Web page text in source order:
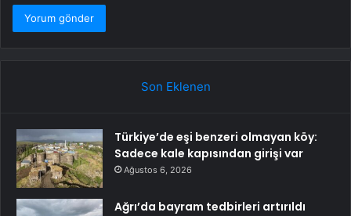
Son Eklenen
Türkiye’de eşi benzeri olmayan köy:
Sadece kale kapısından girişi var
Ağustos 6, 2026
Ağrı’da bayram tedbirleri artırıldı